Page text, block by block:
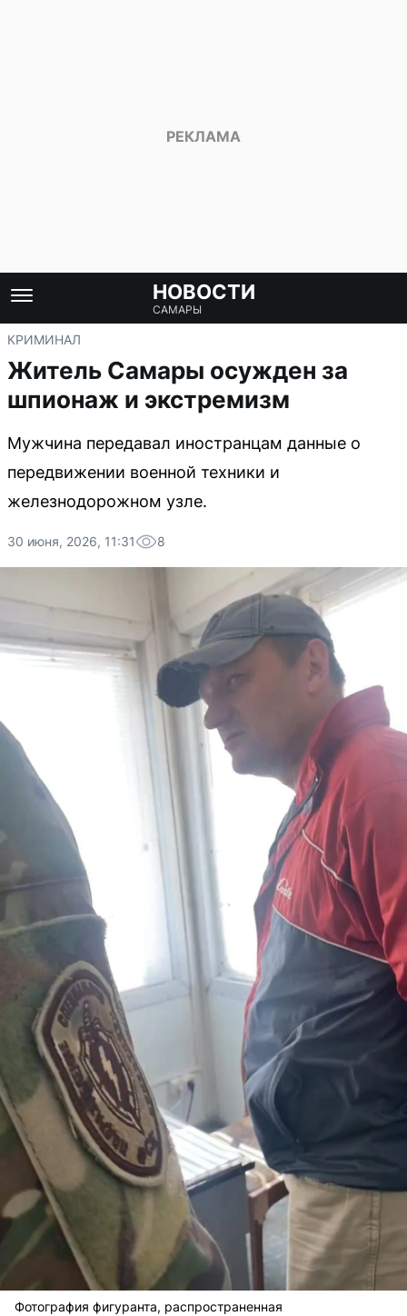
НОВОСТИ
САМАРЫ
КРИМИНАЛ
Житель Самары осужден за
шпионаж и экстремизм
Мужчина передавал иностранцам данные о
передвижении военной техники и
железнодорожном узле.
30 июня, 2026, 11:31 8
Фотография фигуранта, распространенная